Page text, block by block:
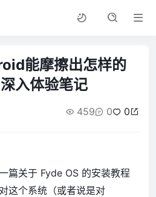
能摩擦出怎样的
入体验笔记
459 0 0
篇关于 Fyde OS 的安装教程
这个系统（或者说是对